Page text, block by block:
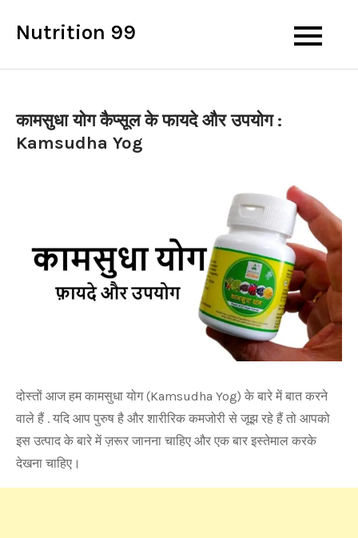
Nutrition 99
कामसुधा योग कैप्सूल के फायदे और उपयोग :
Kamsudha Yog
दोस्तों आज हम कामसुधा योग (Kamsudha Yog) के बारे में बात करने
वाले हैं . यदि आप पुरुष है और शारीरिक कमजोरी से जूझ रहे हैं तो आपको
इस उत्पाद के बारे में ज़रूर जानना चाहिए और एक बार इस्तेमाल करके
देखना चाहिए।